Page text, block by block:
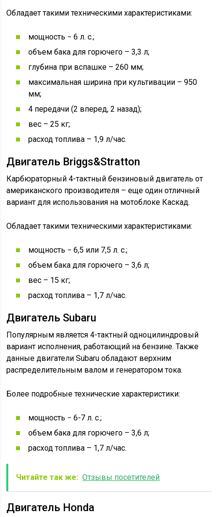
Обладает такими техническими характеристиками:
мощность − 6 л. с.;
объем бака для горючего – 3,3 л;
глубина при вспашке – 260 мм;
максимальная ширина при культивации – 950
мм;
4 передачи (2 вперед, 2 назад);
вес – 25 кг;
расход топлива – 1,9 л/час.
Двигатель Briggs&Stratton
Карбюраторный 4-тактный бензиновый двигатель от
американского производителя – еще один отличный
вариант для использования на мотоблоке Каскад.
Обладает такими техническими характеристиками:
мощность − 6,5 или 7,5 л. с.;
объем бака для горючего – 3,6 л;
вес – 15 кг;
расход топлива – 1,7 л/час.
Двигатель Subaru
Популярным является 4-тактный одноцилиндровый
вариант исполнения, работающий на бензине. Также
данные двигатели Subaru обладают верхним
распределительным валом и генератором тока.
Более подробные технические характеристики:
мощность − 6-7 л. с.;
объем бака для горючего – 3,6 л;
расход топлива – 1,7 л/час.
Читайте так же: Отзывы посетителей
Двигатель Honda